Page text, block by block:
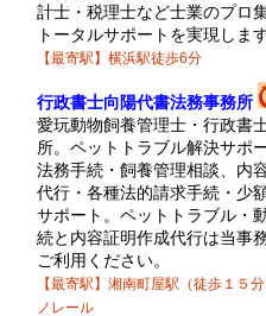
計士・税理士など士業のプロ
トータルサポートを実現しま
【最寄駅】横浜駅徒歩6分
行政書士向陽代書法務事務所
愛玩動物飼養管理士・行政書
所。ペットトラブル解決サポ
法務手続・飼養管理相談、内
代行・各種法的請求手続・少
サポート。ペットトラブル・
続と内容証明作成代行は当事
ご利用ください。
【最寄駅】湘南町屋駅（徒歩１５
ノレール